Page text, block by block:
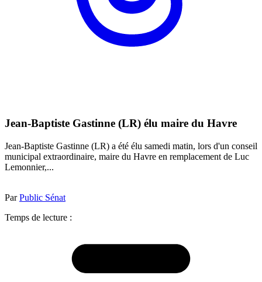
Jean-Baptiste Gastinne (LR) élu maire du Havre
Jean-Baptiste Gastinne (LR) a été élu samedi matin, lors d'un conseil
municipal extraordinaire, maire du Havre en remplacement de Luc
Lemonnier,...
ParPublic Sénat
Temps de lecture :